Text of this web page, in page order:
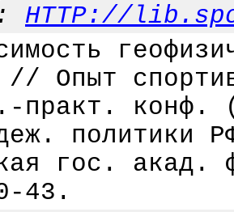
HTTP://
Опыт
практ. конф.
политики
гос. акад.
43.